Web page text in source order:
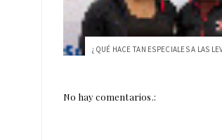
No hay comentarios.: